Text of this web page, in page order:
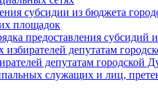
субсидии из бюджета
площадок
предоставления
избирателей депутатам
депутатам
служащих и лиц,